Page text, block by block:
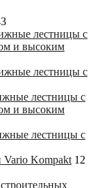
лестницы с
и высоким
лестницы с
лестницы с
и высоким
лестницы с
Vario Kompakt 12